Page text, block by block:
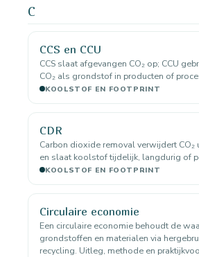
C
CCS en CCU
CCS slaat afgevangen CO₂ op; CCU
CO₂ als grondstof in producten of
KOOLSTOF EN FOOTPRINT
CDR
Carbon dioxide removal verwijdert
en slaat koolstof tijdelijk, langdurig of
KOOLSTOF EN FOOTPRINT
Circulaire economie
Een circulaire economie behoudt de
grondstoffen en materialen via
recycling. Uitleg, methode en